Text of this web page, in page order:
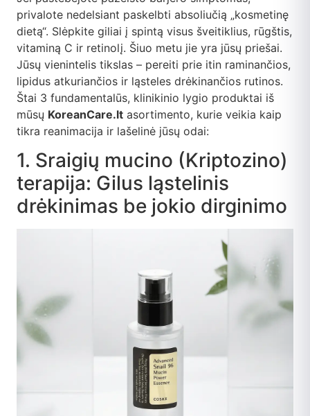
privalote nedelsiant paskelbti absoliučią „kosmetinę
dietą“. Slėpkite giliai į spintą visus šveitiklius, rūgštis,
vitaminą C ir retinolį. Šiuo metu jie yra jūsų priešai.
Jūsų vienintelis tikslas – pereiti prie itin raminančios,
lipidus atkuriančios ir ląsteles drėkinančios rutinos.
Štai 3 fundamentalūs, klinikinio lygio produktai iš
mūsų KoreanCare.lt asortimento, kurie veikia kaip
tikra reanimacija ir lašelinė jūsų odai:
1. Sraigių mucino (Kriptozino)
terapija: Gilus ląstelinis
drėkinimas be jokio dirginimo